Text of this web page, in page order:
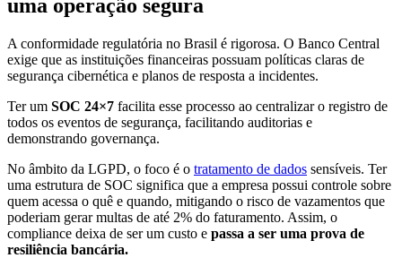
uma operação segura
A conformidade regulatória no Brasil é rigorosa. O Banco Central
exige que as instituições financeiras possuam políticas claras de
segurança cibernética e planos de resposta a incidentes.
Ter um SOC 24×7 facilita esse processo ao centralizar o registro de
todos os eventos de segurança, facilitando auditorias e
demonstrando governança.
No âmbito da LGPD, o foco é o tratamento de dados sensíveis. Ter
uma estrutura de SOC significa que a empresa possui controle sobre
quem acessa o quê e quando, mitigando o risco de vazamentos que
poderiam gerar multas de até 2% do faturamento. Assim, o
compliance deixa de ser um custo e passa a ser uma prova de
resiliência bancária.